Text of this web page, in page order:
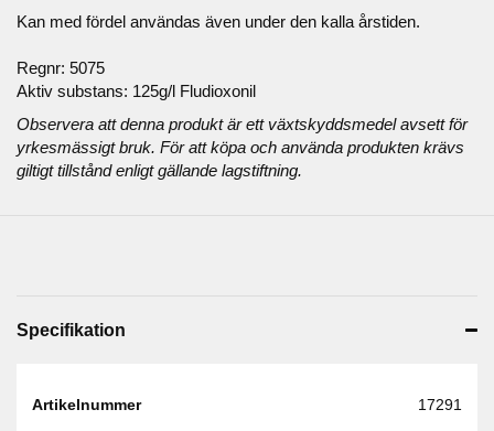
Kan med fördel användas även under den kalla årstiden.
Regnr: 5075
Aktiv substans: 125g/l Fludioxonil
Observera att denna produkt är ett växtskyddsmedel avsett för
yrkesmässigt bruk. För att köpa och använda produkten krävs
giltigt tillstånd enligt gällande lagstiftning.
Specifikation
Artikelnummer 17291